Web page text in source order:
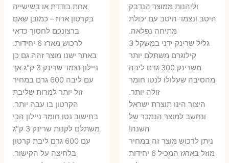
וליהנות ממוצר הנדבק
היטב ונצמד היטב עם יכולת
מתיחה נפלאה.
גליל שרינק ידני במשקל 3
קילוגרם משתלם יותר
משרינק 300 גרם ליבה
מהסיבה שעלולו לנטו חומר
זולה יותר.
היצור הינו תוצרת ישראל
ונחשב למוצר הנמכר של
השנה!
ניתן לרכוש מוצר זה במחיר
מוזל בארגז המכיל 6 יחידות
אחת בודדת או בשישייה
בקרטון ארוז – כמובן שאם
ברצונכם לחסוך כדאי
לרכוש מארז 6 יחידות.
באתר ישנו מוצר זהה גם כן
ניילון נצמד שרינק 3 ק"ג אך
עם ליבה 600 גרם במחיר
זול יותר למרות שליבת
הקרטון בו עבה יותר.
בחישוב נטו חומר ניילון הכי
משתלם לקנות שרינק 3 ק"ג
עם 600 גרם ליבת קרטון
בלחיצה על הקישור.